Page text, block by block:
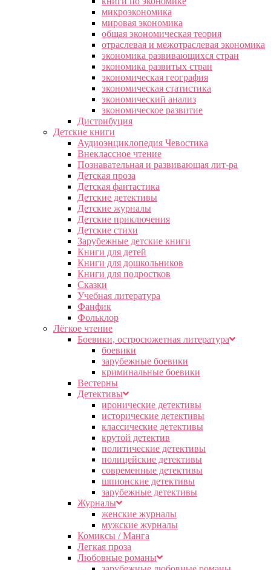
микроэкономика
мировая экономика
общая экономическая теория
отраслевая и межотраслевая экономика
экономика развивающихся стран
экономика развитых стран
экономическая география
экономическая статистика
экономический анализ
экономическое развитие
Дистрибуция
Детские книги
Аудиоэнциклопедия Чевостика
Внеклассное чтение
Познавательная и развивающая лит-ра
Детская проза
Детская фантастика
Детские детективы
Детские журналы
Детские приключения
Детские стихи
Зарубежные детские книги
Книги для детей
Книги для дошкольников
Книги для подростков
Сказки
Учебная литература
Фанфик
Фольклор
Лёгкое чтение
Боевики, остросюжетная литература
боевики
зарубежные боевики
криминальные боевики
Вестерны
Детективы
иронические детективы
исторические детективы
классические детективы
крутой детектив
политические детективы
полицейские детективы
современные детективы
шпионские детективы
зарубежные детективы
Журналы
женские журналы
мужские журналы
Комиксы / Манга
Легкая проза
Любовные романы